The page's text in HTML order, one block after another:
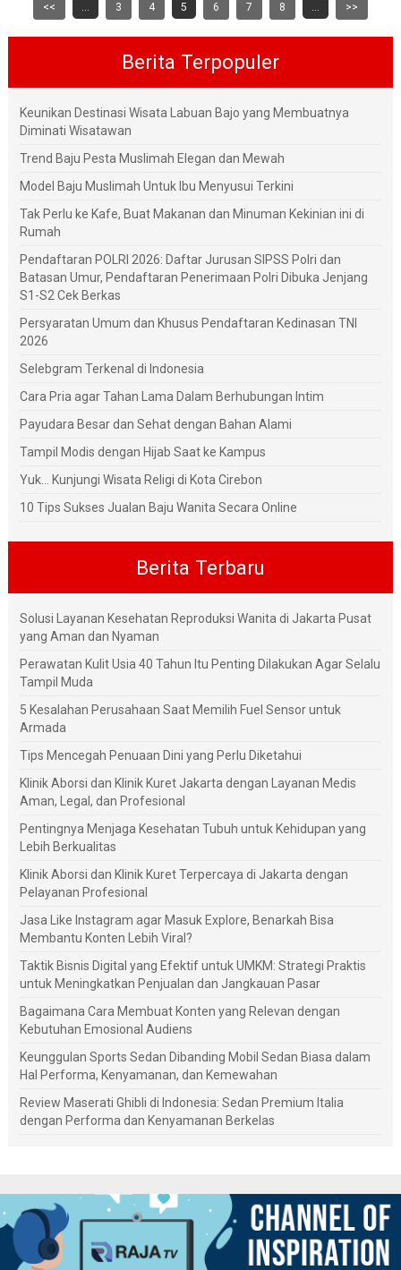
<< ... 3 4 5 6 7 8 ... >>
Berita Terpopuler
Keunikan Destinasi Wisata Labuan Bajo yang Membuatnya
Diminati Wisatawan
Trend Baju Pesta Muslimah Elegan dan Mewah
Model Baju Muslimah Untuk Ibu Menyusui Terkini
Tak Perlu ke Kafe, Buat Makanan dan Minuman Kekinian ini di
Rumah
Pendaftaran POLRI 2026: Daftar Jurusan SIPSS Polri dan
Batasan Umur, Pendaftaran Penerimaan Polri Dibuka Jenjang
S1-S2 Cek Berkas
Persyaratan Umum dan Khusus Pendaftaran Kedinasan TNI
2026
Selebgram Terkenal di Indonesia
Cara Pria agar Tahan Lama Dalam Berhubungan Intim
Payudara Besar dan Sehat dengan Bahan Alami
Tampil Modis dengan Hijab Saat ke Kampus
Yuk... Kunjungi Wisata Religi di Kota Cirebon
10 Tips Sukses Jualan Baju Wanita Secara Online
Berita Terbaru
Solusi Layanan Kesehatan Reproduksi Wanita di Jakarta Pusat
yang Aman dan Nyaman
Perawatan Kulit Usia 40 Tahun Itu Penting Dilakukan Agar Selalu
Tampil Muda
5 Kesalahan Perusahaan Saat Memilih Fuel Sensor untuk
Armada
Tips Mencegah Penuaan Dini yang Perlu Diketahui
Klinik Aborsi dan Klinik Kuret Jakarta dengan Layanan Medis
Aman, Legal, dan Profesional
Pentingnya Menjaga Kesehatan Tubuh untuk Kehidupan yang
Lebih Berkualitas
Klinik Aborsi dan Klinik Kuret Terpercaya di Jakarta dengan
Pelayanan Profesional
Jasa Like Instagram agar Masuk Explore, Benarkah Bisa
Membantu Konten Lebih Viral?
Taktik Bisnis Digital yang Efektif untuk UMKM: Strategi Praktis
untuk Meningkatkan Penjualan dan Jangkauan Pasar
Bagaimana Cara Membuat Konten yang Relevan dengan
Kebutuhan Emosional Audiens
Keunggulan Sports Sedan Dibanding Mobil Sedan Biasa dalam
Hal Performa, Kenyamanan, dan Kemewahan
Review Maserati Ghibli di Indonesia: Sedan Premium Italia
dengan Performa dan Kenyamanan Berkelas